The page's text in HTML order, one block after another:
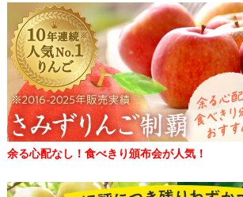
余る心配なし！食べきり頒布会が人気！